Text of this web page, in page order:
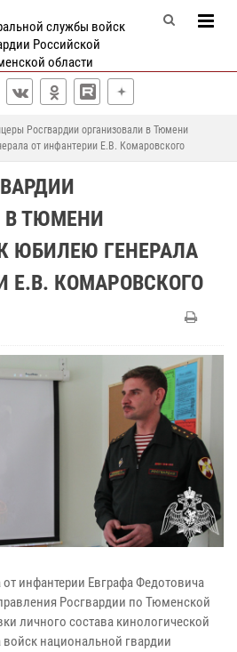
службы войск
Российской
области
Росгвардии организовали в Тюмени
от инфантерии Е.В. Комаровского
В ТЮМЕНИ
ЮБИЛЕЮ ГЕНЕРАЛА
Е.В. КОМАРОВСКОГО
инфантерии Евграфа Федотовича
Росгвардии по Тюменской
личного состава кинологической
войск национальной гвардии